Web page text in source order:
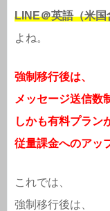
LINE＠英語（米国
よね。
強制移行後は、
メッセージ送信数
しかも有料プラン
従量課金へのアッ
これでは、
強制移行後は、